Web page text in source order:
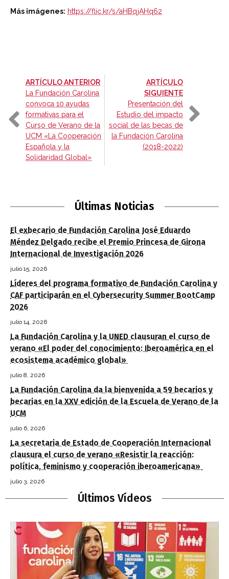
Más imágenes: https://flic.kr/s/aHBqjAHq62
ARTÍCULO ANTERIOR-
La Fundación Carolina
convoca 10 ayudas
formativas para el
Curso de Verano de la
UCM «La Cooperación
Española y la
Solidaridad Global»
ARTÍCULO
SIGUIENTE-
Presentación del
Estudio del impacto
social de las becas de
la Fundación Carolina
(2018-2022)
Últimas Noticias
El exbecario de Fundación Carolina José Eduardo
Méndez Delgado recibe el Premio Princesa de Girona
Internacional de Investigación 2026
julio 15, 2026
Líderes del programa formativo de Fundación Carolina y
CAF participarán en el Cybersecurity Summer BootCamp
2026
julio 14, 2026
La Fundación Carolina y la UNED clausuran el curso de
verano «El poder del conocimiento: Iberoamérica en el
ecosistema académico global»
julio 8, 2026
La Fundación Carolina da la bienvenida a 59 becarios y
becarias en la XXV edición de la Escuela de Verano de la
UCM
julio 6, 2026
La secretaria de Estado de Cooperación Internacional
clausura el curso de verano «Resistir la reacción:
política, feminismo y cooperación iberoamericana»
julio 3, 2026
Últimos Vídeos